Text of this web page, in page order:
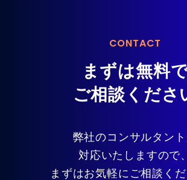
CONTACT
まずは無料
ご相談くださ
弊社のコンサルタン
対応いたしますので、
まずはお気軽にご相談くだ